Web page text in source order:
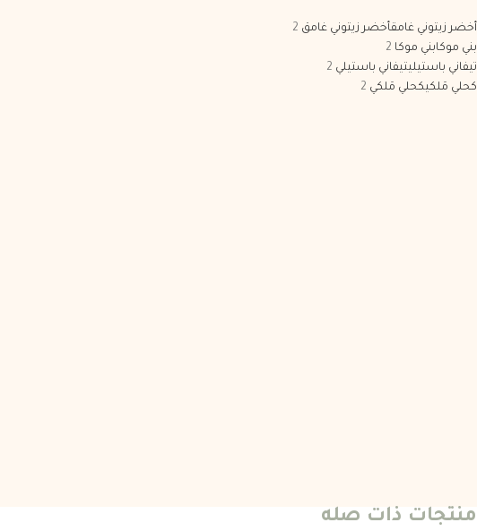
أخضر زيتوني غامقأخضر زيتوني غامق 2
بني موكابني موكا 2
تيفاني باستيليتيفاني باستيلي 2
كحلي مَلكيكحلي مَلكي 2
منتجات ذات صله